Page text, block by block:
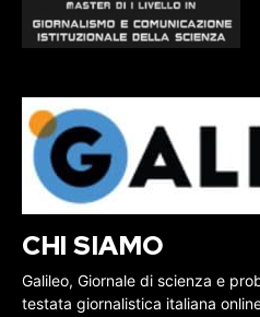
CHI SIAMO
Galileo, Giornale di scienza e
testata giornalistica italiana